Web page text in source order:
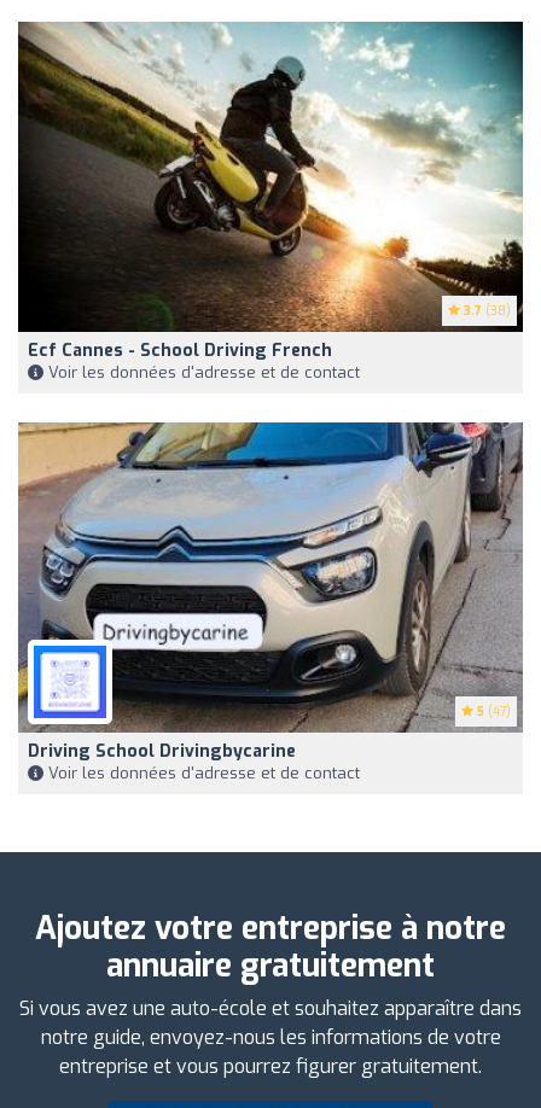
3.7 (38)
Ecf Cannes - School Driving French
Voir les données d'adresse et de contact
5 (47)
Driving School Drivingbycarine
Voir les données d'adresse et de contact
Ajoutez votre entreprise à notre
annuaire gratuitement
Si vous avez une auto-école et souhaitez apparaître dans
notre guide, envoyez-nous les informations de votre
entreprise et vous pourrez figurer gratuitement.